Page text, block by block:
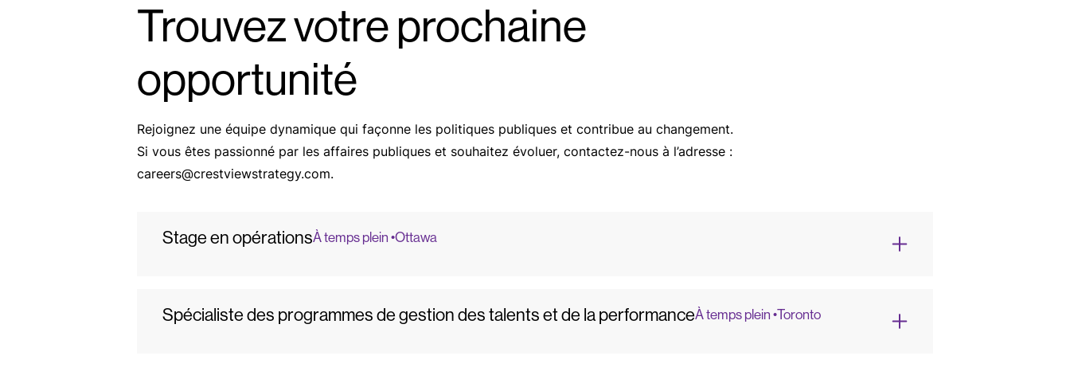
Trouvez votre prochaine
opportunité
Rejoignez une équipe dynamique qui façonne les politiques publiques et contribue au changement.
Si vous êtes passionné par les affaires publiques et souhaitez évoluer, contactez-nous à l’adresse :
careers@crestviewstrategy.com.
Stage en opérationsÀ temps plein •Ottawa
Spécialiste des programmes de gestion des talents et de la performanceÀ temps plein •Toronto